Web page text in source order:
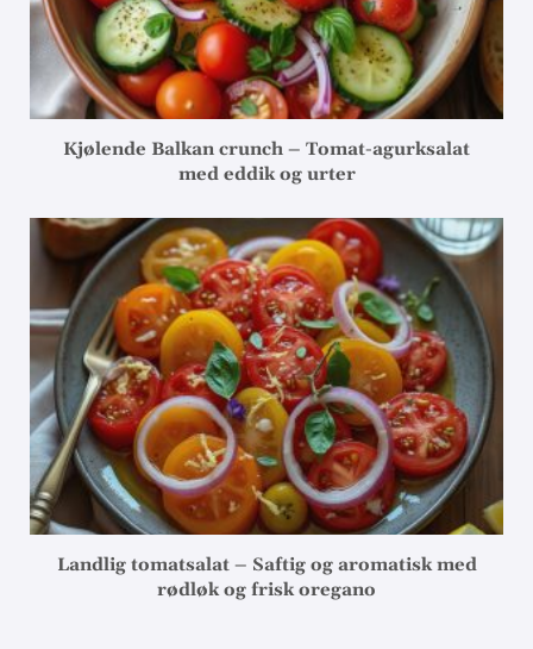
Kjølende Balkan crunch – Tomat-agurksalat
med eddik og urter
Landlig tomatsalat – Saftig og aromatisk med
rødløk og frisk oregano